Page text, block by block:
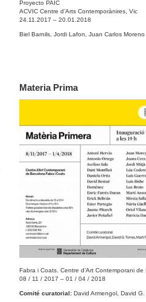
Proyecto PAIC
ACVIC Centre d’Arts Contemporànires, Vic
24.11.2017 – 20.01.2018
Biel Barnils, Jordi Lafon, Juan Carlos
Materia Prima
Fabra i Coats. Centre d’Art Contemporani de
08 / 11 / 2017 – 01 / 04 / 2018
Comité curatorial: David Armengol, David